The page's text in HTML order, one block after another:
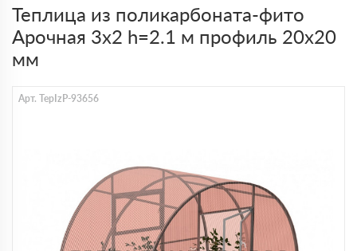
Теплица из поликарбоната-фито
Арочная 3х2 h=2.1 м профиль 20х20
мм
Арт. TepIzP-93656